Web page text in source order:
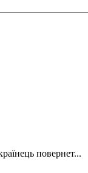
повернет...